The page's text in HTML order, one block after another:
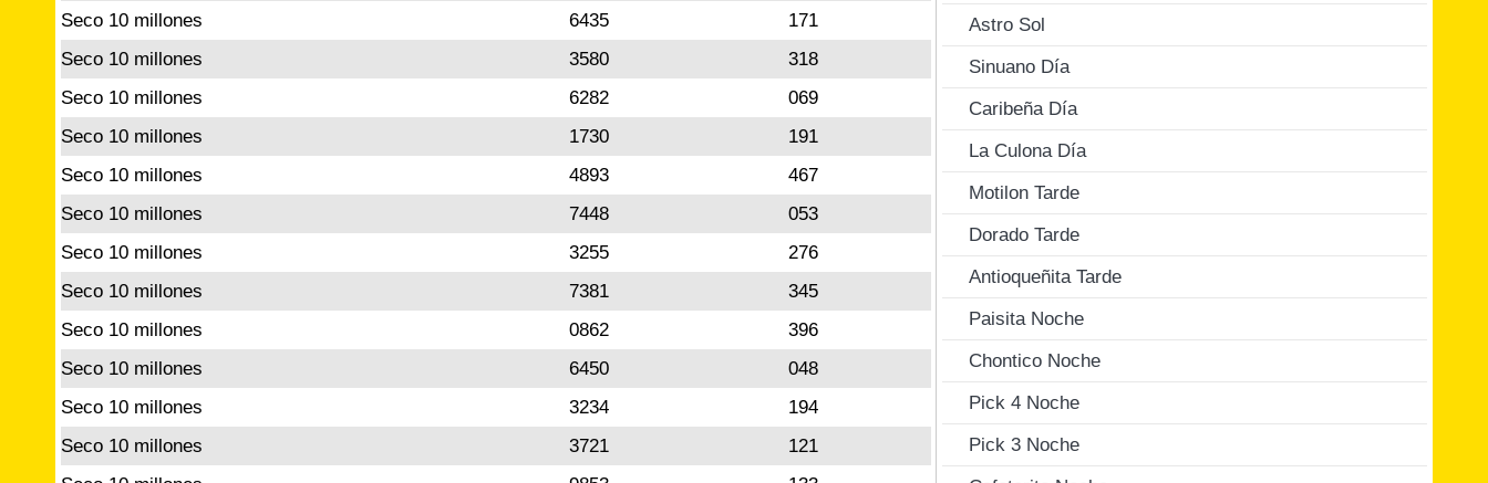
Seco 10 millones
6435
171
Seco 10 millones
3580
318
Seco 10 millones
6282
069
Seco 10 millones
1730
191
Seco 10 millones
4893
467
Seco 10 millones
7448
053
Seco 10 millones
3255
276
Seco 10 millones
7381
345
Seco 10 millones
0862
396
Seco 10 millones
6450
048
Seco 10 millones
3234
194
Seco 10 millones
3721
121
Astro Sol
Sinuano Día
Caribeña Día
La Culona Día
Motilon Tarde
Dorado Tarde
Antioqueñita Tarde
Paisita Noche
Chontico Noche
Pick 4 Noche
Pick 3 Noche